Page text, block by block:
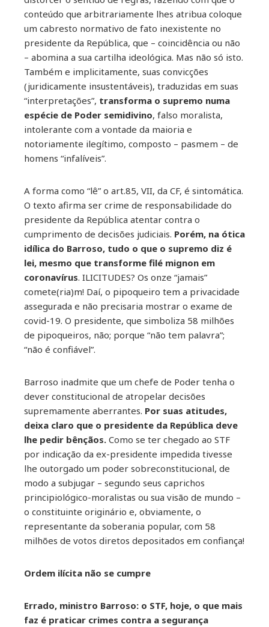
conteúdo que arbitrariamente lhes atribua coloque
um cabresto normativo de fato inexistente no
presidente da República, que – coincidência ou não
– abomina a sua cartilha ideológica. Mas não só isto.
Também e implicitamente, suas convicções
(juridicamente insustentáveis), traduzidas em suas
“interpretações”, transforma o supremo numa
espécie de Poder semidivino, falso moralista,
intolerante com a vontade da maioria e
notoriamente ilegítimo, composto – pasmem – de
homens “infalíveis”.
A forma como “lê” o art.85, VII, da CF, é sintomática.
O texto afirma ser crime de responsabilidade do
presidente da República atentar contra o
cumprimento de decisões judiciais. Porém, na ótica
idílica do Barroso, tudo o que o supremo diz é
lei, mesmo que transforme filé mignon em
coronavírus. ILICITUDES? Os onze “jamais”
comete(ria)m! Daí, o pipoqueiro tem a privacidade
assegurada e não precisaria mostrar o exame de
covid-19. O presidente, que simboliza 58 milhões
de pipoqueiros, não; porque “não tem palavra”;
“não é confiável”.
Barroso inadmite que um chefe de Poder tenha o
dever constitucional de atropelar decisões
supremamente aberrantes. Por suas atitudes,
deixa claro que o presidente da República deve
lhe pedir bênçãos. Como se ter chegado ao STF
por indicação da ex-presidente impedida tivesse
lhe outorgado um poder sobreconstitucional, de
modo a subjugar – segundo seus caprichos
principiológico-moralistas ou sua visão de mundo –
o constituinte originário e, obviamente, o
representante da soberania popular, com 58
milhões de votos diretos depositados em confiança!
Ordem ilícita não se cumpre
Errado, ministro Barroso: o STF, hoje, o que mais
faz é praticar crimes contra a segurança